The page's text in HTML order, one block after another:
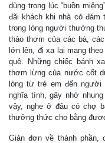
dùng trong lúc “buồn
đãi khách khi nhà có đám
trong lòng người thưởng
thảo thơm của các bà,
lớn lên, đi xa lại mang
quê. Những chiếc bánh
thơm lừng của nước cốt
lòng từ trẻ em đến
nghĩa tình, gây nhớ
vậy, nghe ở đâu có chợ
thưởng thức cho bằng
Giản đơn về thành